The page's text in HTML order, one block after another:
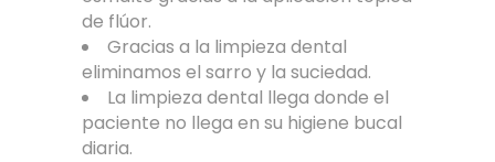
de flúor.
Gracias a la limpieza dental
eliminamos el sarro y la suciedad.
La limpieza dental llega donde el
paciente no llega en su higiene bucal
diaria.